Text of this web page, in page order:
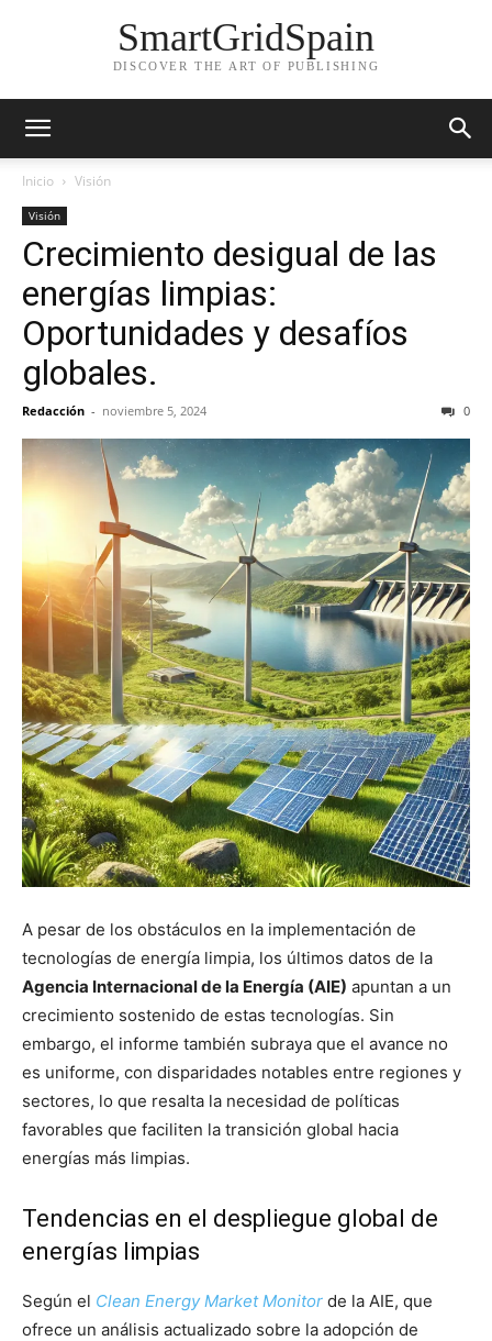
SmartGridSpain
DISCOVER THE ART OF PUBLISHING
Inicio Visión
Visión
Crecimiento desigual de las
energías limpias:
Oportunidades y desafíos
globales.
Redacción - noviembre 5, 2024 0
A pesar de los obstáculos en la implementación de
tecnologías de energía limpia, los últimos datos de la
Agencia Internacional de la Energía (AIE) apuntan a un
crecimiento sostenido de estas tecnologías. Sin
embargo, el informe también subraya que el avance no
es uniforme, con disparidades notables entre regiones y
sectores, lo que resalta la necesidad de políticas
favorables que faciliten la transición global hacia
energías más limpias.
Tendencias en el despliegue global de
energías limpias
Según el Clean Energy Market Monitor de la AIE, que
ofrece un análisis actualizado sobre la adopción de